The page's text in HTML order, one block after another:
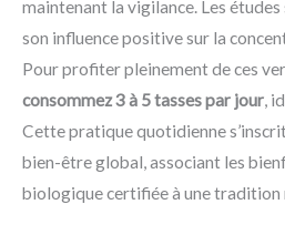
maintenant la vigilance. Les
son influence positive sur la
Pour profiter pleinement de ces
consommez 3 à 5 tasses par jour,
Cette pratique quotidienne
bien-être global, associant les
biologique certifiée à une tradition